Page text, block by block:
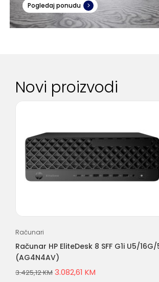
Pogledaj ponudu
Novi proizvodi
Računari
Računar HP EliteDesk 8 SFF G1i U5/
(AG4N4AV)
3.425,12KM 3.082,61 KM